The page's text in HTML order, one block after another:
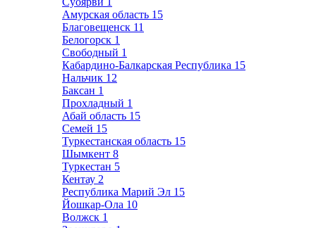
Амурская область 15
Благовещенск 11
Белогорск 1
Свободный 1
Кабардино-Балкарская Республика 15
Нальчик 12
Баксан 1
Прохладный 1
Абай область 15
Семей 15
Туркестанская область 15
Шымкент 8
Туркестан 5
Кентау 2
Республика Марий Эл 15
Йошкар-Ола 10
Волжск 1